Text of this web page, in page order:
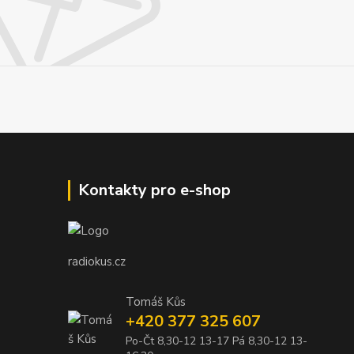
Kontakty pro e-shop
radiokus.cz
Tomáš Kůs
+420 377 325 607
Po-Čt 8,30-12 13-17 Pá 8,30-12 13-